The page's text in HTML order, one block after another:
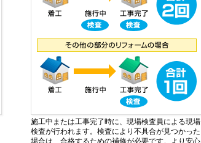
施工中または工事完了時に、現場検査員による現場
検査が行われます。検査により不具合が見つかった
場合は、合格するための補修が必要です。より安心